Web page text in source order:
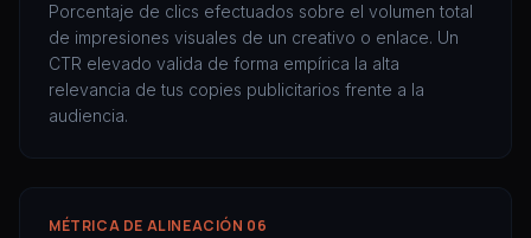
Porcentaje de clics efectuados sobre el volumen total
de impresiones visuales de un creativo o enlace. Un
CTR elevado valida de forma empírica la alta
relevancia de tus copies publicitarios frente a la
audiencia.
MÉTRICA DE ALINEACIÓN 06